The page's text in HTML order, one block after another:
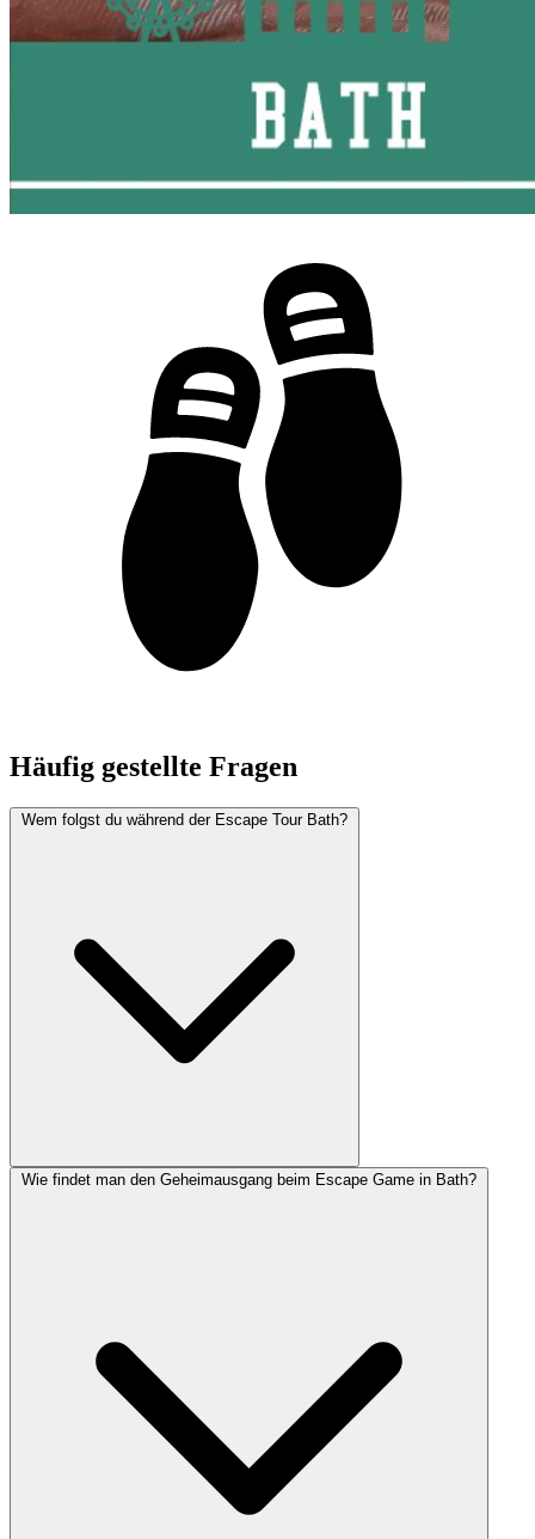
Häufig gestellte Fragen
Wem folgst du während der Escape Tour Bath?
Wie findet man den Geheimausgang beim Escape Game in Bath?